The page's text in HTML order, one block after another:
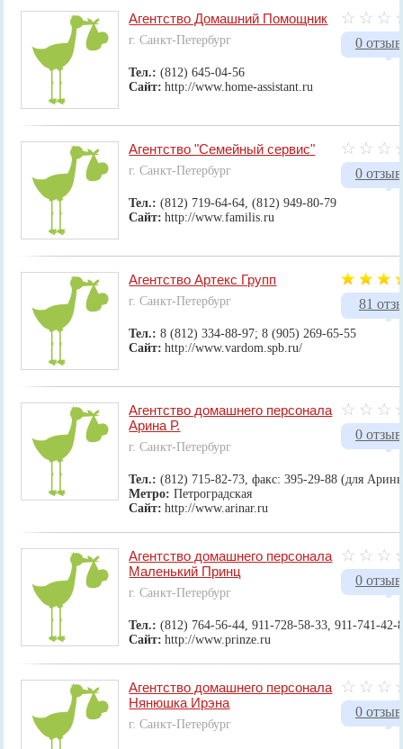
0
Агентство Домашний Помощник
г. Санкт-Петербург
Тел.:(812) 645-04-56
Сайт: http://www.home-assistant.ru
0
Агентство "Семейный сервис"
г. Санкт-Петербург
Тел.:(812) 719-64-64, (812) 949-80-79
Сайт: http://www.familis.ru
81
Агентство Артекс Групп
г. Санкт-Петербург
Тел.:8 (812) 334-88-97; 8 (905) 269-65-55
Сайт: http://www.vardom.spb.ru/
0
Агентство домашнего персонала
Арина Р.
г. Санкт-Петербург
Тел.:(812) 715-82-73, факс: 395-29-88 (для
Метро:Петроградская
Сайт: http://www.arinar.ru
0
Агентство домашнего персонала
Маленький Принц
г. Санкт-Петербург
Тел.:(812) 764-56-44, 911-728-58-33, 911-741-42-
Сайт: http://www.prinze.ru
0
Агентство домашнего персонала
Нянюшка Ирэна
г. Санкт-Петербург